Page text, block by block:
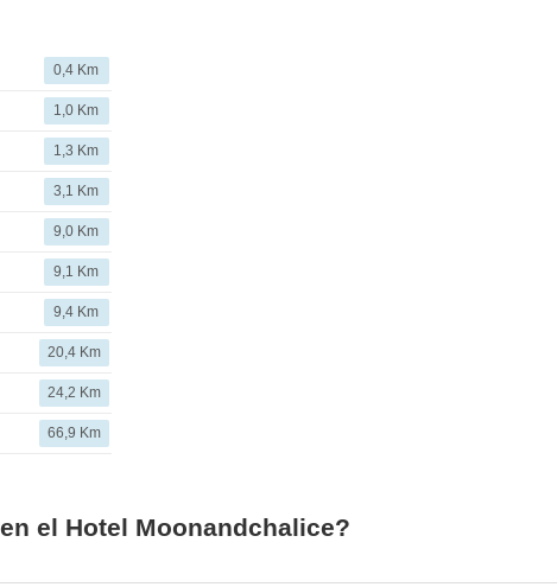
0,4 Km
1,0 Km
1,3 Km
3,1 Km
9,0 Km
9,1 Km
9,4 Km
20,4 Km
24,2 Km
66,9 Km
el Hotel Moonandchalice?